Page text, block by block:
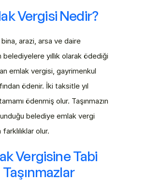
Vergisi Nedir?
bina, arazi, arsa ve daire
belediyelere yıllık olarak ödediği
emlak vergisi, gayrimenkul
ödenir. İki taksitle yıl
ödenmiş olur. Taşınmazın
belediye emlak vergi
olur.
Vergisine Tabi
Taşınmazlar